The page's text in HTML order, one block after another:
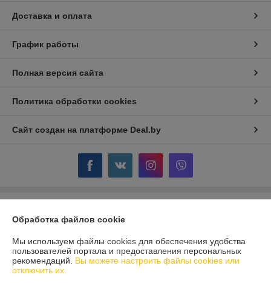
Доставка и оплата
График работы
Полная версия сайта
Политика обработки cookies
Сайт создан на платформе Deal.by
Минск, ул. Мержинского 8-11
Регистрационный номер ЕГР: 192945661
Обработка файлов cookie
Мы используем файлы cookies для обеспечения удобства
пользователей портала и предоставления персональных
рекомендаций. Вы можете настроить файлы cookies или
отключить их.